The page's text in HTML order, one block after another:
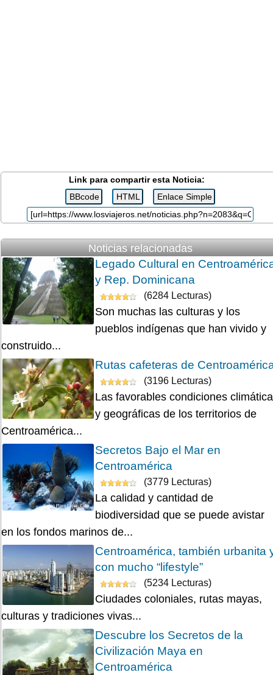
Link para compartir esta Noticia:
Noticias relacionadas
Legado Cultural en
y Rep. Dominicana
(6284 Lecturas)
Son muchas las culturas y los
pueblos indígenas que han vivido y
construido...
Rutas cafeteras de
(3196 Lecturas)
Las favorables condiciones
y geográficas de los territorios de
Centroamérica...
Secretos Bajo el Mar en
Centroamérica
(3779 Lecturas)
La calidad y cantidad de
biodiversidad que se puede avistar
en los fondos marinos de...
Centroamérica, también urbanita
con mucho “lifestyle”
(5234 Lecturas)
Ciudades coloniales, rutas mayas,
culturas y tradiciones vivas...
Descubre los Secretos de la
Civilización Maya en
Centroamérica